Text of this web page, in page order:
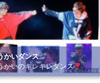
かいダンス
かいのキレキレダンス